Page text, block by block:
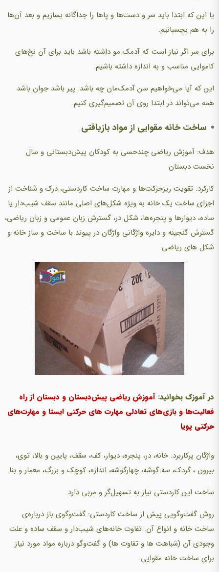
یا این که ابتدا باید سر و دست‌ها و پاها را جداگانه بسازیم و بعد آن‌ها
را به هم بچسبانیم.
برای سر اگر نیاز است که آدمک مو داشته باشد باید برای آن نخ‌های
کاموایی مناسب و به اندازه داشته باشیم.
این که آیا می‌خواهیم سن آدمک‌مان چه باشد. پیر باشد جوان باشد
همه می‌تواند در ابتدا روی آن تصمیم‌گیری کنیم.
ساخت خانه مقوایی از مواد بازیافتی
هدف: آموزش ریاضی چندحسی به کودکان پیش‌دبستانی و سال
نخست دبستان
کارکرد: تقویت ریزحرکت‌ها و مهارت‌ ساخت کاردستی، درک و شناخت از
اجزای ساخت یک خانه به ویژه شکل‌های اصلی مانند سقف شیب‌دار یا
ساده، دیوارها و پنجره‌ها، شکل در،‌ گسترش زبان عمومی و زبان ریاضی،
گسترش گنجینه و دایره واژگانی واژگان در پیوند با ساخت و ساز خانه و
شکل های ریاضی.
در آموزک بخوانید: آموزش ریاضی پیش‌دبستان و دبستان از راه
فعالیت‌ها و بازی‌های تعادلی مهارت های حرکتی ایستا و مهارت‌های
حرکتی پویا
واژگان پرکاربرد: خانه، در، پنجره، دیوار، کف، سقف، پایین و بالا، توی،
بیرون ، گردک، سه گوشه، چهارگوشه، اندازه، کوچک و بزرگ، معمار و بنا.
ساخت این کاردستی نیاز به تسهیل‌گر و مربی دارد.
روش گفت‌وگویی پیش از ساخت کاردستی:‌ گفت‌وگوی باز درباره‌ی
ساخت خانه و انواع آن. تفاوت خانه‌های شیب‌دار و سقف ساده و علت
وجودی آن (شباهت ها و تفاوت ها) و گفت‌وگو درباره مواد مورد نیاز
برای ساخت خانه مقوایی.